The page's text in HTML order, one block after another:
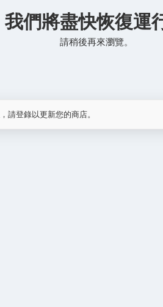
我們將盡快恢復運
請稍後再來瀏覽。
請登錄以更新您的商店。